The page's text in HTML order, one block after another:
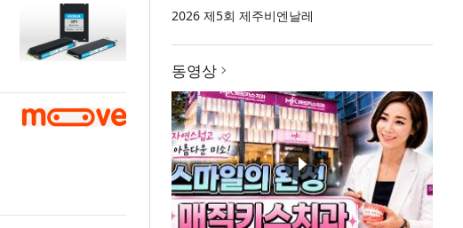
2026 제5회 제주비엔날레
동영상